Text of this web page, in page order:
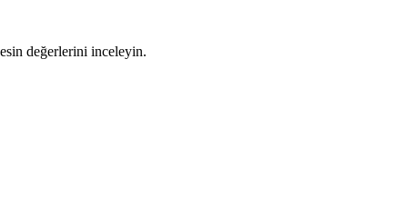
değerlerini inceleyin.